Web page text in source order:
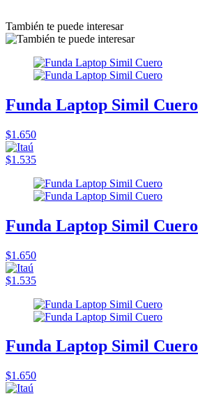
También te puede interesar
Funda Laptop Simil Cuero
$1.650
$1.535
Funda Laptop Simil Cuero
$1.650
$1.535
Funda Laptop Simil Cuero
$1.650